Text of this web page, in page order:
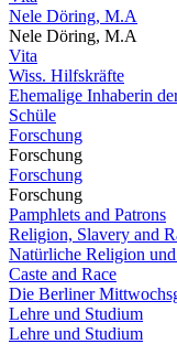
Nele Döring, M.A
Nele Döring, M.A
Vita
Wiss. Hilfskräfte
Ehemalige Inhaberin
Schüle
Forschung
Forschung
Forschung
Forschung
Pamphlets and Patrons
Religion, Slavery and
Natürliche Religion
Caste and Race
Die Berliner
Lehre und Studium
Lehre und Studium